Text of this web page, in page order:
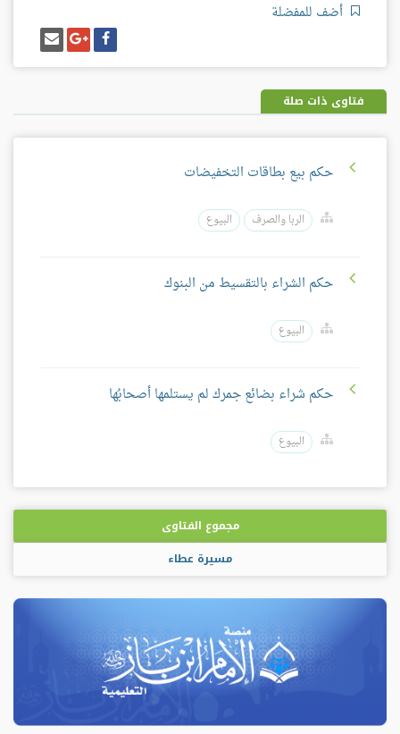
أضف للمفضلة
شارك
على
فيسبوك
شارك
على
غوغل
بلس
إرسل
إيميل
فتاوى ذات صلة
حكم بيع بطاقات التخفيضات
الربا والصرف البيوع
حكم الشراء بالتقسيط من البنوك
البيوع
حكم شراء بضائع جمرك لم يستلمها أصحابُها
البيوع
مجموع الفتاوى
مسيرة عطاء